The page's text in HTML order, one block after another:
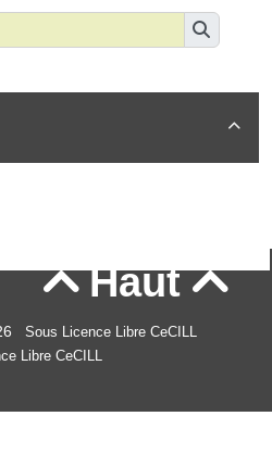

Haut
Sous Licence Libre CeCILL
Libre CeCILL